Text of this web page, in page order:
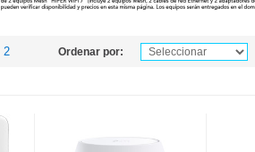
2 Ordenar por: